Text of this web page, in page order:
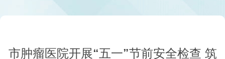
市肿瘤医院开展“五一”节前安全检查 筑